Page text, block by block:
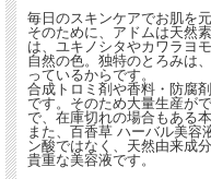
毎日のスキンケアでお肌を元
そのために、アドムは天然
は、ユキノシタやカワラヨ
自然の色。独特のとろみは
っているからです。
合成トロミ剤や香料・防腐
です。そのため大量生産が
で、在庫切れの場合もある
また、百香草 ハーバル美容
ン酸ではなく、天然由来成
貴重な美容液です。